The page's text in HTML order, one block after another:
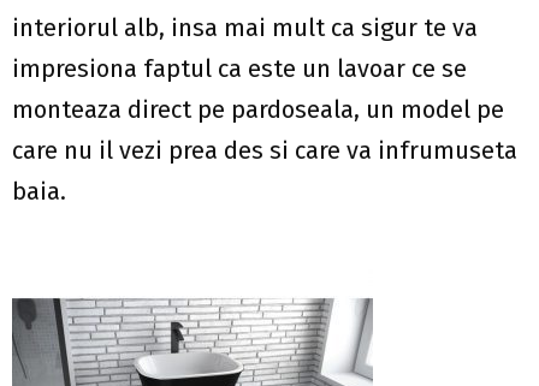
interiorul alb, insa mai mult ca sigur te va
impresiona faptul ca este un lavoar ce se
monteaza direct pe pardoseala, un model pe
care nu il vezi prea des si care va infrumuseta
baia.